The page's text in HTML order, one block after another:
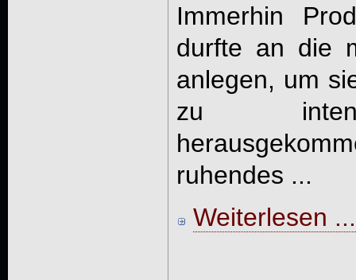
Immerhin
durfte an die
anlegen, um
zu
ruhendes ...
Weiterlesen ...